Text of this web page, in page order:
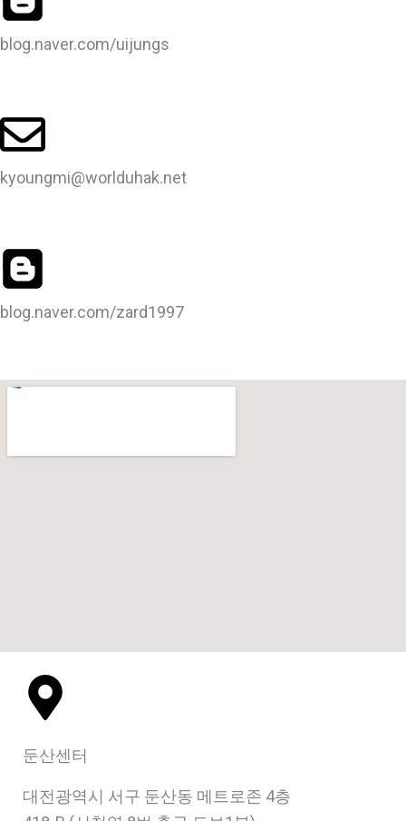
blog.naver.com/uijungs
kyoungmi@worlduhak.net
blog.naver.com/zard1997
둔산센터
대전광역시 서구 둔산동 메트로존 4층